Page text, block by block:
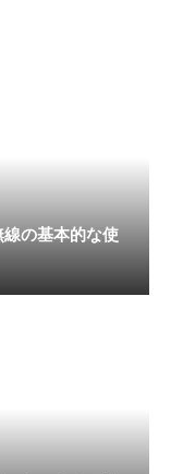
の基本的な使